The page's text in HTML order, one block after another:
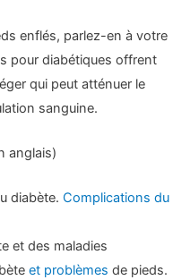
enflés, parlez-en à votre
pour diabétiques offrent
qui peut atténuer le
sanguine.
anglais)
diabète.Complications du
et des maladies
et problèmes de pieds.